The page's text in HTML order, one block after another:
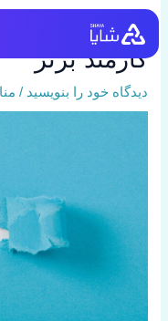
پرش
محتوا
18 ابزار نرم
کارمند برتر
دیدگاه‌ خود را بنویسید /